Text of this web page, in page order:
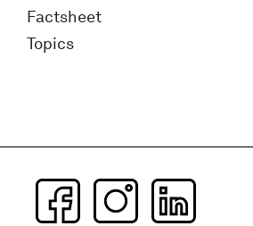
Factsheet
Topics